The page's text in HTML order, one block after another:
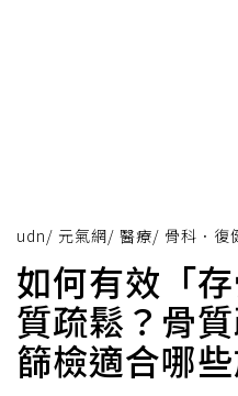
udn/ 元氣網/ 醫療/ 骨科．復
如何有效「
質疏鬆？骨
篩檢適合哪